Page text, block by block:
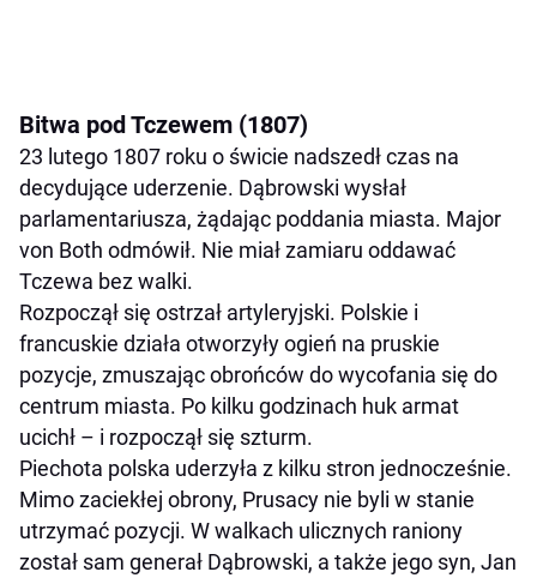
Bitwa pod Tczewem (1807)
23 lutego 1807 roku o świcie nadszedł czas na
decydujące uderzenie. Dąbrowski wysłał
parlamentariusza, żądając poddania miasta. Major
von Both odmówił. Nie miał zamiaru oddawać
Tczewa bez walki.
Rozpoczął się ostrzał artyleryjski. Polskie i
francuskie działa otworzyły ogień na pruskie
pozycje, zmuszając obrońców do wycofania się do
centrum miasta. Po kilku godzinach huk armat
ucichł – i rozpoczął się szturm.
Piechota polska uderzyła z kilku stron jednocześnie.
Mimo zaciekłej obrony, Prusacy nie byli w stanie
utrzymać pozycji. W walkach ulicznych raniony
został sam generał Dąbrowski, a także jego syn, Jan